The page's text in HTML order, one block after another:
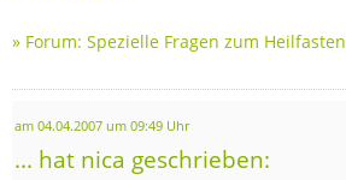
» Forum: Spezielle Fragen zum Heilfasten
am 04.04.2007 um 09:49 Uhr
... hat nica geschrieben: